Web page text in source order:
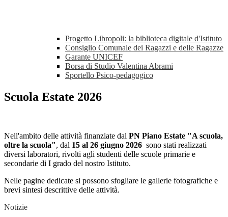
Progetto Libropoli: la biblioteca digitale d'Istituto
Consiglio Comunale dei Ragazzi e delle Ragazze
Garante UNICEF
Borsa di Studio Valentina Abrami
Sportello Psico-pedagogico
Scuola Estate 2026
Nell'ambito delle attività finanziate dal PN Piano Estate "A scuola,
oltre la scuola", dal 15 al 26 giugno 2026 sono stati realizzati
diversi laboratori, rivolti agli studenti delle scuole primarie e
secondarie di I grado del nostro Istituto.
Nelle pagine dedicate si possono sfogliare le gallerie fotografiche e
brevi sintesi descrittive delle attività.
Notizie